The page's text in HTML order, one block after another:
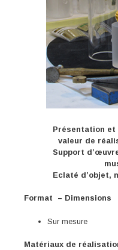
Présentation et
valeur de
Support
Eclaté d’objet,
Format – Dimensions
Sur mesure
Matériaux de